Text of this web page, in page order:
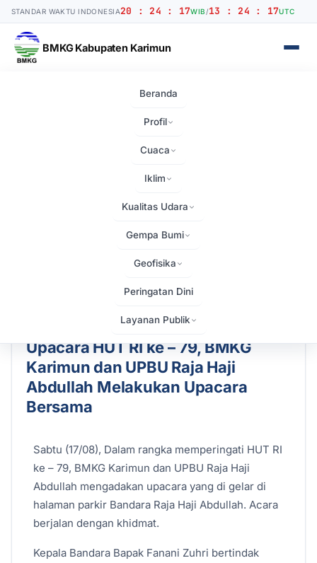
STANDAR WAKTU INDONESIA20 : 24 : 17WIB /13 : 24 : 17UTC
BMKG Kabupaten Karimun
Beranda
Profil
Cuaca
Iklim
Kualitas Udara
Gempa Bumi
Geofisika
Peringatan Dini
Layanan Publik
Admin Berita 645 kali dilihat
Upacara HUT RI ke – 79, BMKG
Karimun dan UPBU Raja Haji
Abdullah Melakukan Upacara
Bersama
Sabtu (17/08), Dalam rangka memperingati HUT RI
ke – 79, BMKG Karimun dan UPBU Raja Haji
Abdullah mengadakan upacara yang di gelar di
halaman parkir Bandara Raja Haji Abdullah. Acara
berjalan dengan khidmat.
Kepala Bandara Bapak Fanani Zuhri bertindak